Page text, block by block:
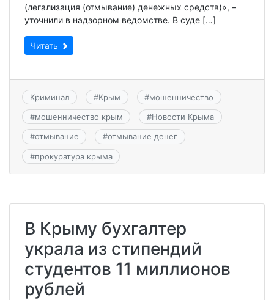
(легализация (отмывание) денежных средств)», –
уточнили в надзорном ведомстве. В суде […]
Читать
Криминал #Крым #мошенничество
#мошенничество крым #Новости Крыма
#отмывание #отмывание денег
#прокуратура крыма
В Крыму бухгалтер
украла из стипендий
студентов 11 миллионов
рублей